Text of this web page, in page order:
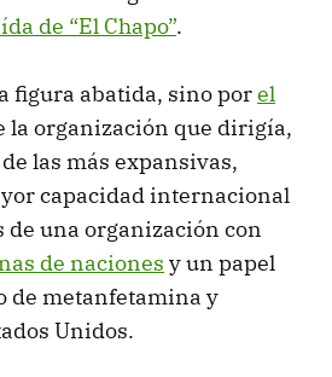
de “El Chapo”.
figura abatida, sino porel
la organización que dirigía,
las más expansivas,
capacidad internacional
de una organización con
de naciones y un papel
de metanfetamina y
Unidos.